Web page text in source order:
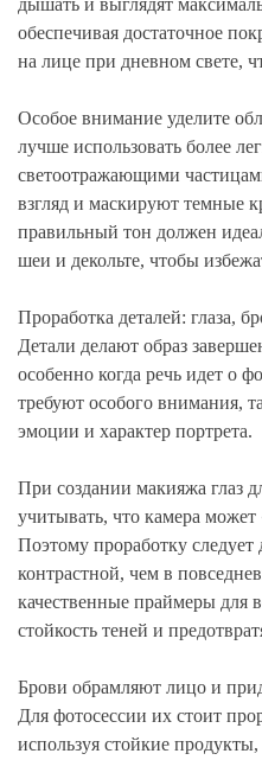
дышать и выглядят
обеспечивая достаточное
на лице при дневном свете,
Особое внимание уделите
лучше использовать более
светоотражающими
взгляд и маскируют темные
правильный тон должен
шеи и декольте, чтобы
Проработка деталей: глаза,
Детали делают образ
особенно когда речь идет о
требуют особого внимания,
эмоции и характер портрета.
При создании макияжа глаз
учитывать, что камера
Поэтому проработку следует
контрастной, чем в
качественные праймеры для
стойкость теней и
Брови обрамляют лицо и
Для фотосессии их стоит
используя стойкие